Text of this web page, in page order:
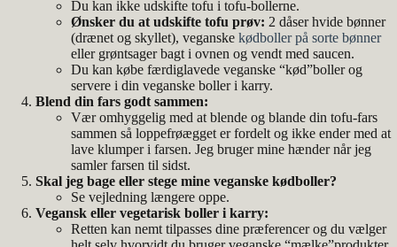
Du kan ikke udskifte tofu i tofu-bollerne.
Ønsker du at udskifte tofu prøv: 2 dåser hvide bønner
(drænet og skyllet), veganske kødboller på sorte bønner
eller grøntsager bagt i ovnen og vendt med saucen.
Du kan købe færdiglavede veganske “kød”boller og
servere i din veganske boller i karry.
Blend din fars godt sammen:
Vær omhyggelig med at blende og blande din tofu-fars
sammen så loppefrøægget er fordelt og ikke ender med at
lave klumper i farsen. Jeg bruger mine hænder når jeg
samler farsen til sidst.
Skal jeg bage eller stege mine veganske kødboller?
Se vejledning længere oppe.
Vegansk eller vegetarisk boller i karry:
Retten kan nemt tilpasses dine præferencer og du vælger